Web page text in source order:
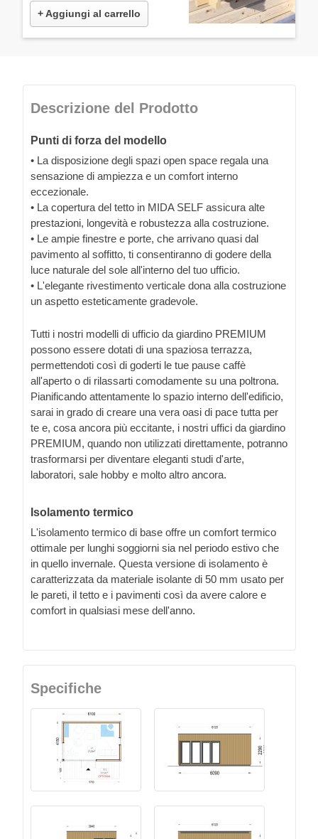
+ Aggiungi al carrello
Descrizione del Prodotto
Punti di forza del modello
• La disposizione degli spazi open space regala una
sensazione di ampiezza e un comfort interno
eccezionale.
• La copertura del tetto in MIDA SELF assicura alte
prestazioni, longevità e robustezza alla costruzione.
• Le ampie finestre e porte, che arrivano quasi dal
pavimento al soffitto, ti consentiranno di godere della
luce naturale del sole all'interno del tuo ufficio.
• L'elegante rivestimento verticale dona alla costruzione
un aspetto esteticamente gradevole.
Tutti i nostri modelli di ufficio da giardino PREMIUM
possono essere dotati di una spaziosa terrazza,
permettendoti così di goderti le tue pause caffè
all'aperto o di rilassarti comodamente su una poltrona.
Pianificando attentamente lo spazio interno dell'edificio,
sarai in grado di creare una vera oasi di pace tutta per
te e, cosa ancora più eccitante, i nostri uffici da giardino
PREMIUM, quando non utilizzati direttamente, potranno
trasformarsi per diventare eleganti studi d'arte,
laboratori, sale hobby e molto altro ancora.
Isolamento termico
L'isolamento termico di base offre un comfort termico
ottimale per lunghi soggiorni sia nel periodo estivo che
in quello invernale. Questa versione di isolamento è
caratterizzata da materiale isolante di 50 mm usato per
le pareti, il tetto e i pavimenti così da avere calore e
comfort in qualsiasi mese dell'anno.
Specifiche